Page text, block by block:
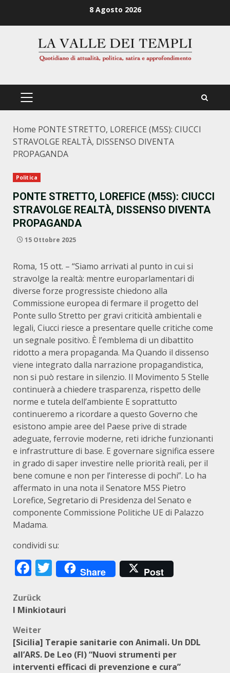
8 Agosto 2026
PRIMÄRES
Home PONTE STRETTO, LOREFICE (M5S): CIUCCI
STRAVOLGE REALTÀ, DISSENSO DIVENTA
PROPAGANDA
Politica
PONTE STRETTO, LOREFICE (M5S): CIUCCI
STRAVOLGE REALTÀ, DISSENSO DIVENTA
PROPAGANDA
15 Ottobre 2025
Roma, 15 ott. – “Siamo arrivati al punto in cui si
stravolge la realtà: mentre europarlamentari di
diverse forze progressiste chiedono alla
Commissione europea di fermare il progetto del
Ponte sullo Stretto per gravi criticità ambientali e
legali, Ciucci riesce a presentare quelle critiche come
un segnale positivo. È l’emblema di un dibattito
ridotto a mera propaganda. Ma Quando il dissenso
viene integrato dalla narrazione propagandistica,
non si può restare in silenzio. Il Movimento 5 Stelle
continuerà a chiedere trasparenza, rispetto delle
norme e tutela dell’ambiente E soprattutto
continueremo a ricordare a questo Governo che
esistono ampie aree del Paese prive di strade
adeguate, ferrovie moderne, reti idriche funzionanti
e infrastrutture di base. E governare significa essere
in grado di saper investire nelle priorità reali, per il
bene comune e non per l’interesse di pochi”. Lo ha
affermato in una nota il Senatore M5S Pietro
Lorefice, Segretario di Presidenza del Senato e
componente Commissione Politiche UE di Palazzo
Madama.
condividi su:
Facebook
Twitter
Share Post
Beitragsnavigation
Zurück
I Minkiotauri
Weiter
[Sicilia] Terapie sanitarie con Animali. Un DDL
all’ARS. De Leo (FI) “Nuovi strumenti per
interventi efficaci di prevenzione e cura”